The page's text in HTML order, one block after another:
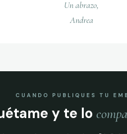
Un abrazo,
Andrea
CUANDO PUBLIQUES TU
y te lo